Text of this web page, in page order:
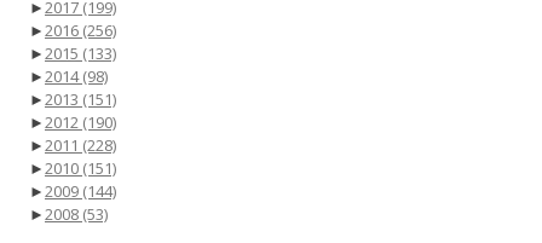
►2017 (199)
►2016 (256)
►2015 (133)
►2014(98)
►2013 (151)
►2012 (190)
►2011 (228)
►2010 (151)
►2009 (144)
►2008 (53)